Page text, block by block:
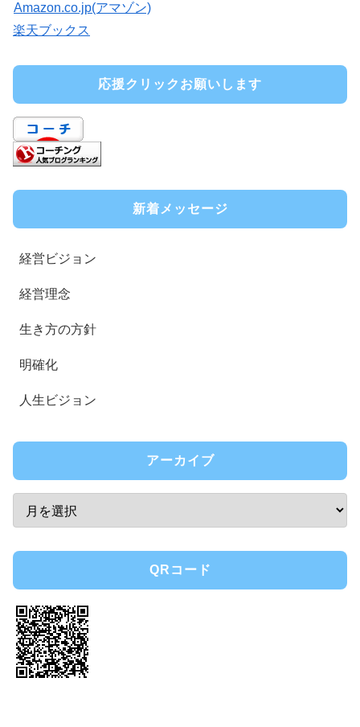
Amazon.co.jp(アマゾン)
楽天ブックス
応援クリックお願いします
新着メッセージ
経営ビジョン
経営理念
生き方の方針
明確化
人生ビジョン
アーカイブ
QRコード